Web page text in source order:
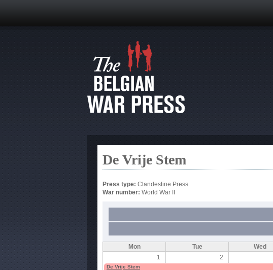
De Vrije Stem
Press type: Clandestine Press
War number: World War II
Mon Tue Wed
1
2
De Vrije Stem